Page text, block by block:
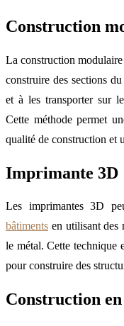
Construction
La construction
construire des sections
et à les transporter sur
Cette méthode permet
qualité de construction et
Imprimante 3D
Les imprimantes 3D
bâtiments en utilisant des
le métal. Cette technique
pour construire des
Construction